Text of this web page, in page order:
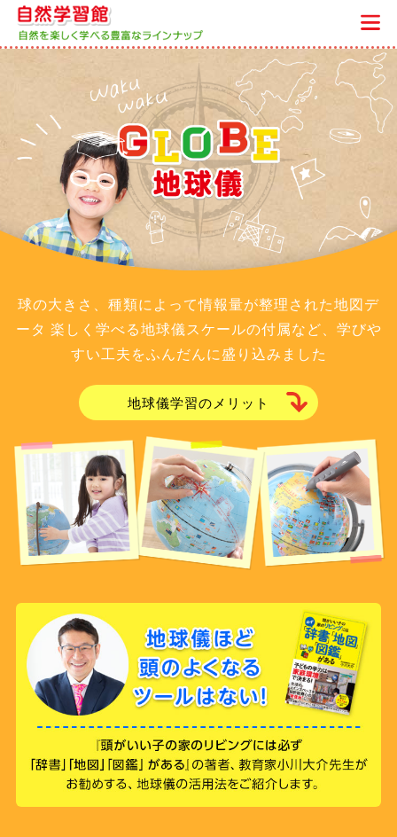
球の大きさ、種類によって情報量が整理された地図デ
ータ 楽しく学べる地球儀スケールの付属など、学びや
すい工夫をふんだんに盛り込みました
地球儀学習のメリット